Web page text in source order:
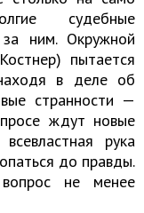
судебные
за ним. Окружной
пытается
в деле об
странности —
ждут новые
рука
до правды.
не менее